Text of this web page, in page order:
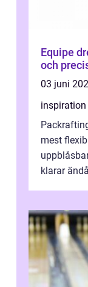
Equipe
och
03 juni
inspiration
mest
klarar